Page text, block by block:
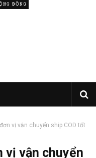
vị vận chuyển ship COD tốt
vị vận chuyển